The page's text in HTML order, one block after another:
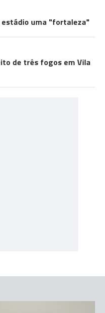
estádio uma "fortaleza"
de três fogos em Vila